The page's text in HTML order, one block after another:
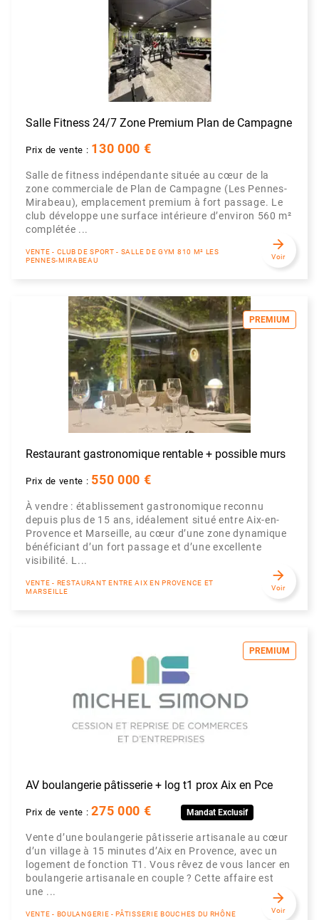
Salle Fitness 24/7 Zone Premium Plan de Campagne
Prix de vente : 130 000 €
Salle de fitness indépendante située au cœur de la
zone commerciale de Plan de Campagne (Les Pennes-
Mirabeau), emplacement premium à fort passage. Le
club développe une surface intérieure d’environ 560 m²
complétée ...
VENTE - CLUB DE SPORT - SALLE DE GYM 810 M² LES
PENNES-MIRABEAU
arrow_forward
Voir
PREMIUM
Restaurant gastronomique rentable + possible murs
Prix de vente : 550 000 €
À vendre : établissement gastronomique reconnu
depuis plus de 15 ans, idéalement situé entre Aix-en-
Provence et Marseille, au cœur d’une zone dynamique
bénéficiant d’un fort passage et d’une excellente
visibilité. L...
VENTE - RESTAURANT ENTRE AIX EN PROVENCE ET
MARSEILLE
arrow_forward
Voir
PREMIUM
AV boulangerie pâtisserie + log t1 prox Aix en Pce
Prix de vente :275 000 € Mandat Exclusif
Vente d’une boulangerie pâtisserie artisanale au cœur
d’un village à 15 minutes d’Aix en Provence, avec un
logement de fonction T1. Vous rêvez de vous lancer en
boulangerie artisanale en couple ? Cette affaire est
une ...
VENTE - BOULANGERIE - PÂTISSERIE BOUCHES DU RHÔNE
arrow_forward
Voir